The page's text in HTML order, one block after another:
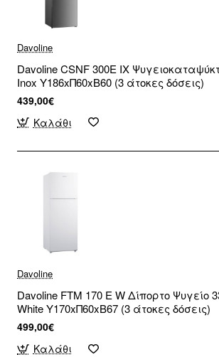
Davoline
Davoline CSNF 300E IX
Inox Υ186xΠ60xΒ60 (3 άτοκες δόσεις)
439,00€
Καλάθι
Davoline
Davoline FTM 170 E W Δίπορτο Ψυγείο
White Υ170xΠ60xΒ67 (3 άτοκες δόσεις)
499,00€
Καλάθι